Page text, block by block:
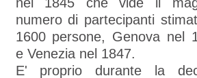
numero di partecipanti
1600 persone, Genova nel
e Venezia nel 1847.
E' proprio durante la